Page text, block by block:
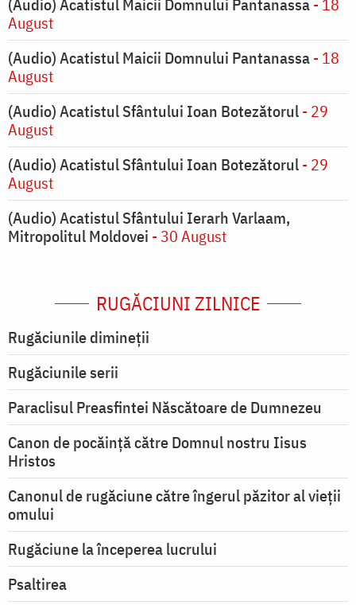
(Audio) Acatistul Maicii Domnului Pantanassa- 18
August
(Audio) Acatistul Maicii Domnului Pantanassa- 18
August
(Audio) Acatistul Sfântului Ioan Botezătorul- 29
August
(Audio) Acatistul Sfântului Ioan Botezătorul- 29
August
(Audio) Acatistul Sfântului Ierarh Varlaam,
Mitropolitul Moldovei - 30 August
RUGĂCIUNI ZILNICE
Rugăciunile dimineții
Rugăciunile serii
Paraclisul Preasfintei Născătoare de Dumnezeu
Canon de pocăință către Domnul nostru Iisus
Hristos
Canonul de rugăciune către îngerul păzitor al vieții
omului
Rugăciune la începerea lucrului
Psaltirea